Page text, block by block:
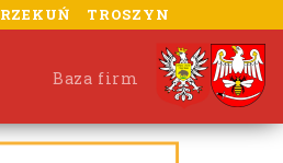
RZEKUŃ TROSZYN
Baza firm